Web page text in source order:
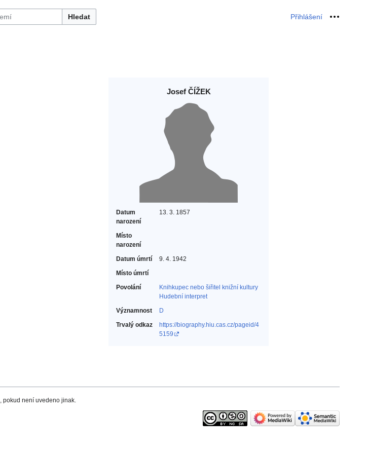
Hledat Přihlášení Osobní
Josef ČÍŽEK
Datum
narození
13. 3. 1857
Místo
narození
Datum úmrtí
9. 4. 1942
Místo úmrtí
Povolání
Knihkupec nebo šiřitel knižní kultury‎
Hudební interpret‎
Významnost
D
Trvalý odkaz
https://biography.hiu.cas.cz/pageid/4
5159
, pokud není uvedeno jinak.